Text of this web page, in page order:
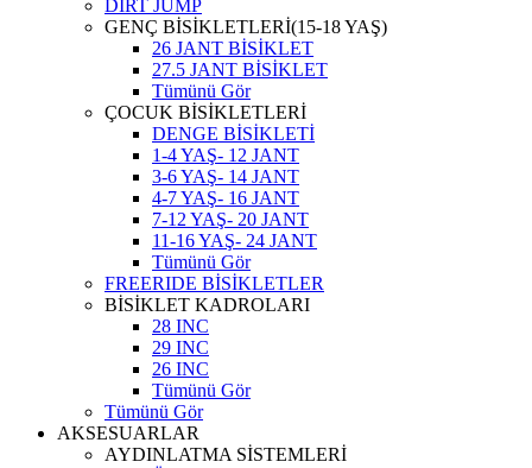
DIRT JUMP
GENÇ BİSİKLETLERİ(15-18 YAŞ)
26 JANT BİSİKLET
27.5 JANT BİSİKLET
Tümünü Gör
ÇOCUK BİSİKLETLERİ
DENGE BİSİKLETİ
1-4 YAŞ- 12 JANT
3-6 YAŞ- 14 JANT
4-7 YAŞ- 16 JANT
7-12 YAŞ- 20 JANT
11-16 YAŞ- 24 JANT
Tümünü Gör
FREERIDE BİSİKLETLER
BİSİKLET KADROLARI
28 INC
29 INC
26 INC
Tümünü Gör
Tümünü Gör
AKSESUARLAR
AYDINLATMA SİSTEMLERİ